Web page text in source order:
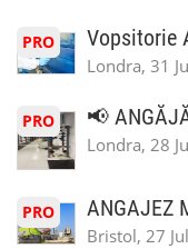
PRO Vopsitorie
Londra, 31
PRO 📢
Londra, 28
PRO ANGAJEZ
Bristol, 27